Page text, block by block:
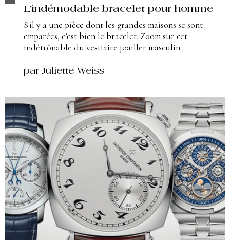
L’indémodable bracelet pour homme
S'il y a une pièce dont les grandes maisons se sont
emparées, c’est bien le bracelet. Zoom sur cet
indétrônable du vestiaire joailler masculin.
par Juliette Weiss